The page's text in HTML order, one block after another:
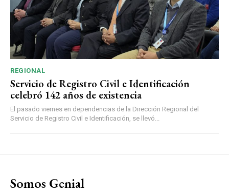
REGIONAL
Servicio de Registro Civil e Identificación
celebró 142 años de existencia
El pasado viernes en dependencias de la Dirección Regional del
Servicio de Registro Civil e Identificación, se llevó...
Somos Genial